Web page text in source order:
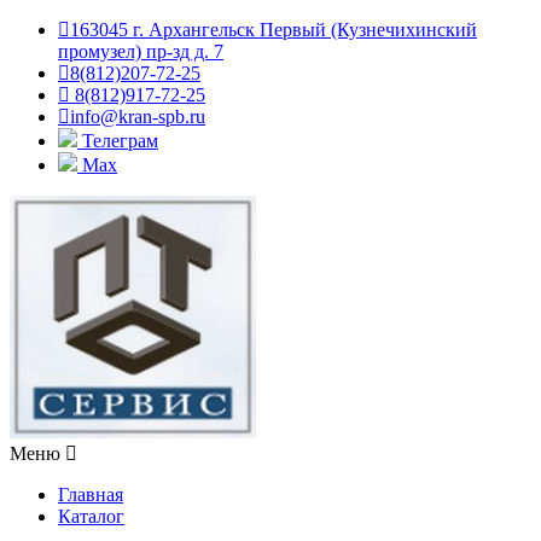
163045 г. Архангельск Первый (Кузнечихинский
промузел) пр-зд д. 7
8(812)207-72-25
8(812)917-72-25
info@kran-spb.ru
Телеграм
Max
Меню
Главная
Каталог